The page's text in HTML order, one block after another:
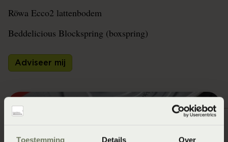
Toestemming Details Over
Röwa Ecco2 lattenbodem
Beddelicious Blockspring (boxspring)
Adviseer mij